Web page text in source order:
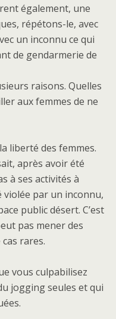
également, une
répétons-le, avec
un inconnu ce qui
de gendarmerie de
raisons. Quelles
aux femmes de ne
liberté des femmes.
après avoir été
à ses activités à
violée par un inconnu,
public désert. C’est
pas mener des
rares.
vous culpabilisez
jogging seules et qui